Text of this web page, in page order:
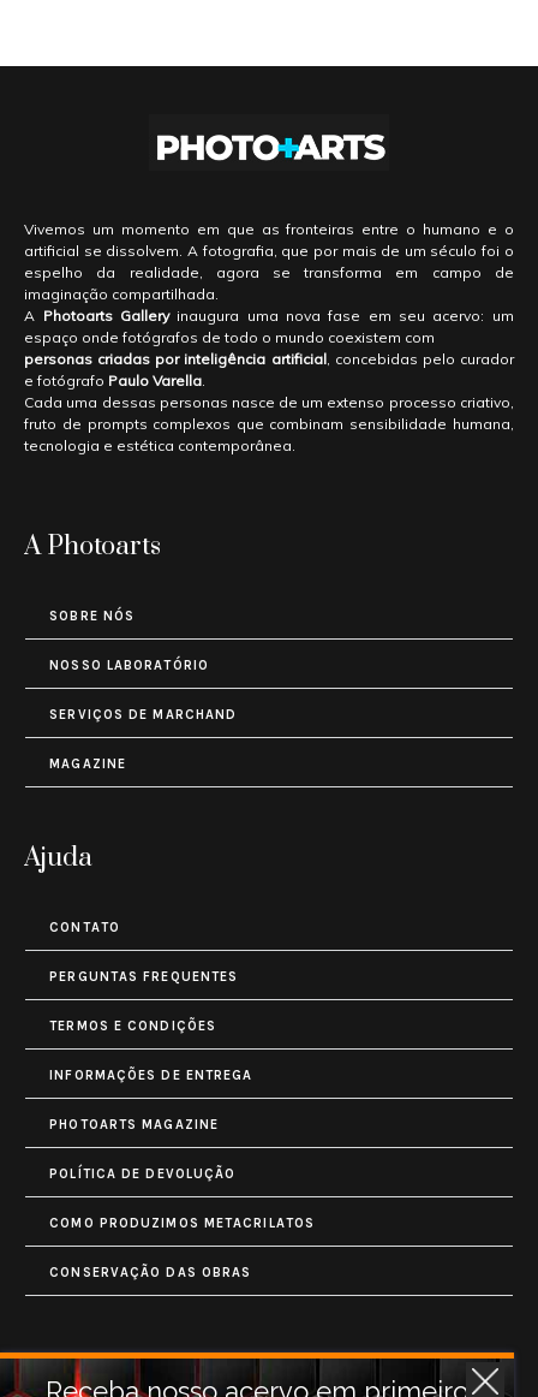
Vivemos um momento em que as fronteiras entre o humano e o
artificial se dissolvem. A fotografia, que por mais de um século foi o
espelho da realidade, agora se transforma em campo de
imaginação compartilhada.
A Photoarts Galleryinaugura uma nova fase em seu acervo: um
espaço onde fotógrafos de todo o mundo coexistem com
personas criadas por inteligência artificial, concebidas pelo curador
e fotógrafo Paulo Varella
Cada uma dessas personas nasce de um extenso processo criativo,
fruto de prompts complexos que combinam sensibilidade humana,
tecnologia e estética contemporânea.
A Photoarts
SOBRE NÓS
NOSSO LABORATÓRIO
SERVIÇOS DE MARCHAND
MAGAZINE
Ajuda
CONTATO
PERGUNTAS FREQUENTES
TERMOS E CONDIÇÕES
INFORMAÇÕES DE ENTREGA
PHOTOARTS MAGAZINE
POLÍTICA DE DEVOLUÇÃO
COMO PRODUZIMOS METACRILATOS
CONSERVAÇÃO DAS OBRAS
Contatos